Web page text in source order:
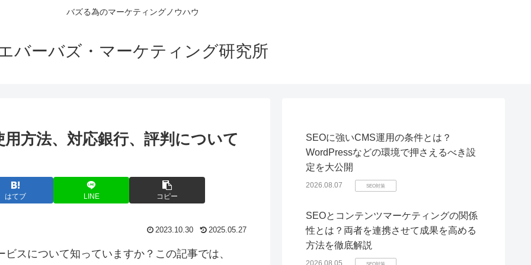
バズる為のマーケティングノウハウ
バーバズ・マーケティング研究所
方法、対応銀行、評判について
はてブ LINE コピー
2023.10.30 2025.05.27
スについて知っていますか？この記事では、
SEOに強いCMS運用の条件とは？
WordPressなどの環境で押さえるべき設
定を大公開
2026.08.07 SEO対策
SEOとコンテンツマーケティングの関係
性とは？両者を連携させて成果を高める
方法を徹底解説
2026.08.05 SEO対策